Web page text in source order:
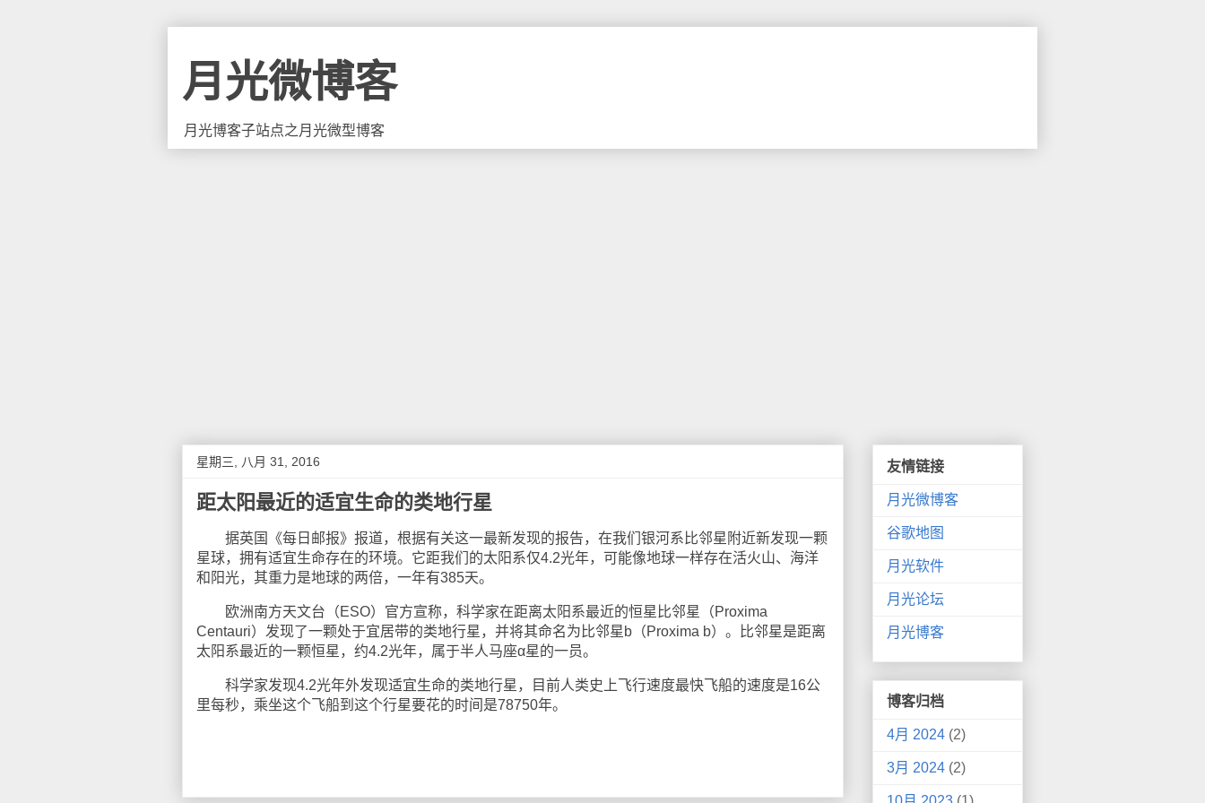
月光微博客
月光博客子站点之月光微型博客
星期三, 八月 31, 2016
距太阳最近的适宜生命的类地行星
据英国《每日邮报》报道，根据有关这一最新发现的报告，在我们银河系比邻星附近新发现一颗
星球，拥有适宜生命存在的环境。它距我们的太阳系仅4.2光年，可能像地球一样存在活火山、海洋
和阳光，其重力是地球的两倍，一年有385天。
欧洲南方天文台（ESO）官方宣称，科学家在距离太阳系最近的恒星比邻星（Proxima
Centauri）发现了一颗处于宜居带的类地行星，并将其命名为比邻星b（Proxima b）。比邻星是距离
太阳系最近的一颗恒星，约4.2光年，属于半人马座α星的一员。
科学家发现4.2光年外发现适宜生命的类地行星，目前人类史上飞行速度最快飞船的速度是16公
里每秒，乘坐这个飞船到这个行星要花的时间是78750年。
友情链接
月光微博客
谷歌地图
月光软件
月光论坛
月光博客
博客归档
4月 2024 (2)
3月 2024 (2)